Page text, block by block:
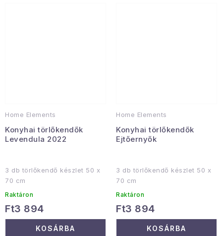
Home Elements
Konyhai törlőkendők
Levendula 2022
3 db törlőkendő készlet 50 x
70 cm
Raktáron
Ft3 894
KOSÁRBA
Home Elements
Konyhai törlőkendők
Ejtőernyők
3 db törlőkendő készlet 50 x
70 cm
Raktáron
Ft3 894
KOSÁRBA